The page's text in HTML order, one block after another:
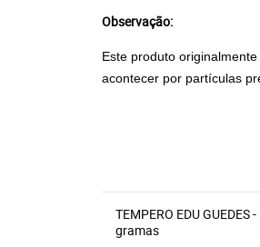
Observação:
Este produto
acontecer por partículas
TEMPERO EDU GUEDES
gramas